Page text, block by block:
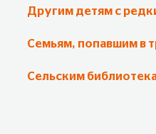
Другим детям с
Семьям, попавшим в
Сельским